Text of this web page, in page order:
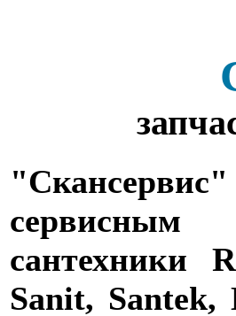
сантехники
Sanit,